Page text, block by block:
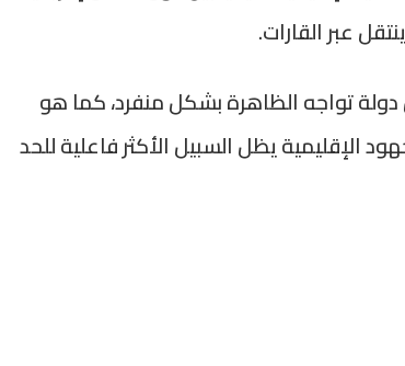
عبر القارات.
تواجه الظاهرة بشكل منفرد، كما هو
الإقليمية يظل السبيل الأكثر فاعلية للحد